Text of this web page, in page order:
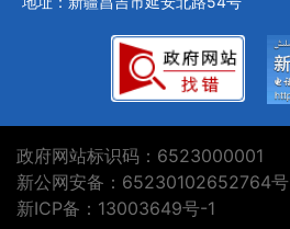
政府网站标识码：6523000001
新公网安备：65230102652764号
新ICP备：13003649号-1